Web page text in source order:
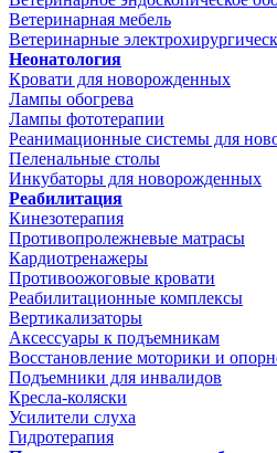
Ветеринарная мебель
Ветеринарные
Неонатология
Кровати для новорожденных
Лампы обогрева
Лампы фототерапии
Реанимационные системы для
Пеленальные столы
Инкубаторы для новорожденных
Реабилитация
Кинезотерапия
Противопролежневые матрасы
Кардиотренажеры
Противоожоговые кровати
Реабилитационные комплексы
Вертикализаторы
Аксессуары к подъемникам
Восстановление моторики и
Подъемники для инвалидов
Кресла-коляски
Усилители слуха
Гидротерапия